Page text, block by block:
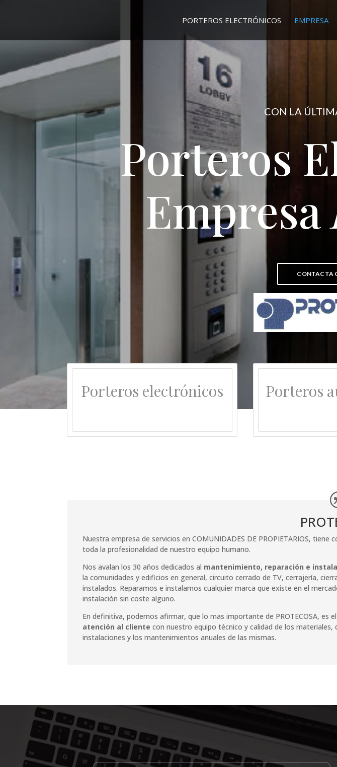
PORTEROS ELECTRÓNICOS EMPRESA
CON LA
Porteros
Empresa
CONTACTA
Porteros electrónicos Porteros
Nuestra empresa de servicios en COMUNIDADES DE PROPIETARIOS, tiene
toda la profesionalidad de nuestro equipo humano.
Nos avalan los 30 años dedicados al mantenimiento, reparación e
la comunidades y edificios en general, circuito cerrado de TV, cerrajería,
instalados. Reparamos e instalamos cualquier marca que existe en el
instalación sin coste alguno.
En definitiva, podemos afirmar, que lo mas importante de PROTECOSA, es
atención al cliente con nuestro equipo técnico y calidad de los
instalaciones y los mantenimientos anuales de las mismas.